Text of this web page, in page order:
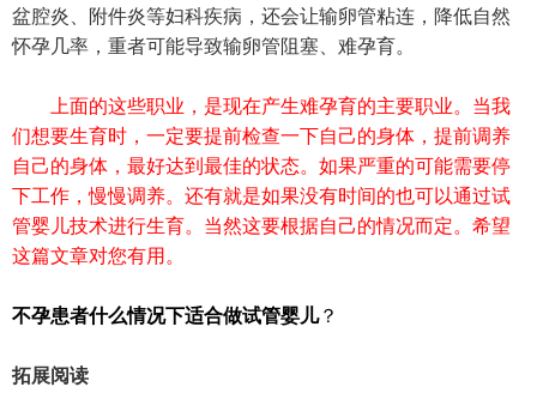
盆腔炎、附件炎等妇科疾病，还会让输卵管粘连，降低自然
怀孕几率，重者可能导致输卵管阻塞、难孕育。
上面的这些职业，是现在产生难孕育的主要职业。当我
们想要生育时，一定要提前检查一下自己的身体，提前调养
自己的身体，最好达到最佳的状态。如果严重的可能需要停
下工作，慢慢调养。还有就是如果没有时间的也可以通过试
管婴儿技术进行生育。当然这要根据自己的情况而定。希望
这篇文章对您有用。
不孕患者什么情况下适合做试管婴儿？
拓展阅读